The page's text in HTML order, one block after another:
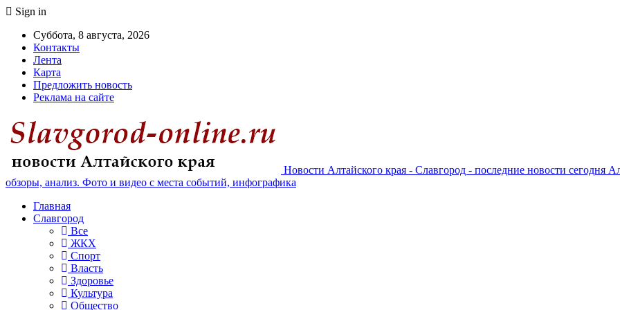
Sign in
Суббота, 8 августа, 2026
Контакты
Лента
Карта
Предложить новость
Реклама на сайте
Новости Алтайского края - Славгород - последние новости сегодня
обзоры, анализ. Фото и видео с места событий, инфографика
Главная
Славгород
Все
ЖКХ
Спорт
Власть
Здоровье
Культура
Общество